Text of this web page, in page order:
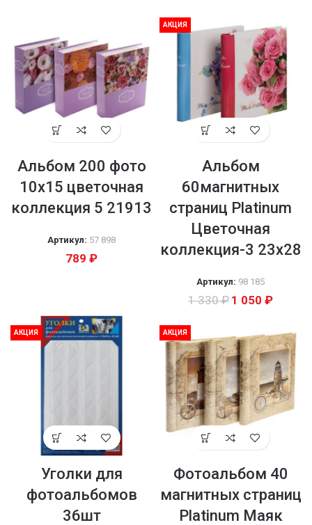
Альбом 200 фото
10х15 цветочная
коллекция 5 21913
Артикул: 57 898
789 ₽
АКЦИЯ
Альбом
60магнитных
страниц Platinum
Цветочная
коллекция-3 23х28
Артикул: 98 185
1 330₽ 1 050 ₽
АКЦИЯ
Уголки для
фотоальбомов
36шт
АКЦИЯ
Фотоальбом 40
магнитных страниц
Platinum Маяк